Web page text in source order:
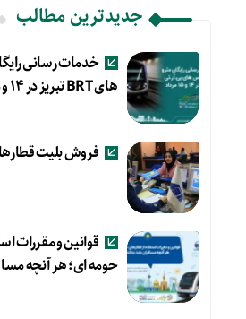
جدیدترین مطالب
خدمات رسانی
های BRT تبریز در ۱۴ و ۱۵ مرداد
فروش بلیت
قوانین و مقررات
حومه ای؛ هر آنچه